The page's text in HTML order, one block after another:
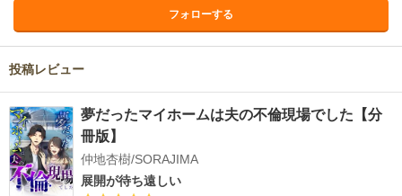
フォローする
投稿レビュー
夢だったマイホームは夫の不倫現場でした【分
冊版】
仲地杏樹/SORAJIMA
展開が待ち遠しい